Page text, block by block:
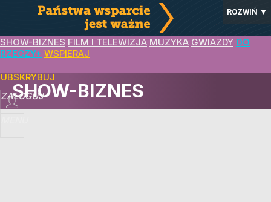
ROZWIŃ ▼
SHOW-BIZNES FILM I TELEWIZJA MUZYKA GWIAZDY DO
RZECZY+ WSPIERAJ
ZALOGUJ
SHOW-BIZNES